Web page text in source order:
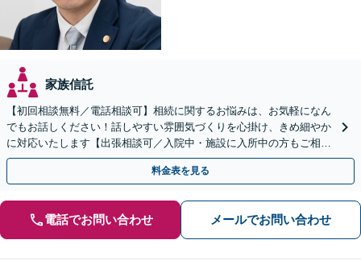
家族信託
【初回相談無料／電話相談可】相続に関するお悩みは、お気軽になん
でもお話しください！話しやすい雰囲気づくりを心掛け、きめ細やか
に対応いたします【出張相談可／入院中・施設に入所中の方もご相談
ください】【子連れ相談・車いす利用可】
料金表を見る
電話でお問い合わせ メールでお問い合わせ